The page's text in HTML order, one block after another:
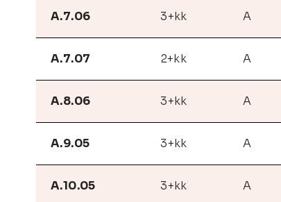
A.7.06 3+kk A
A.7.07 2+kk A
A.8.06 3+kk A
A.9.05 3+kk A
A.10.05 3+kk A